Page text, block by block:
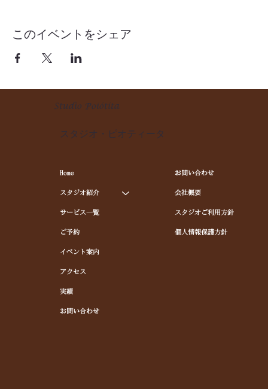
このイベントをシェア
Studio Poiótita
スタジオ・ピオティータ
お問い合わせ
会社概要
スタジオご利用方針
個人情報保護方針
Home
スタジオ紹介
サービス一覧
ご予約
イベント案内
アクセス
実績
お問い合わせ